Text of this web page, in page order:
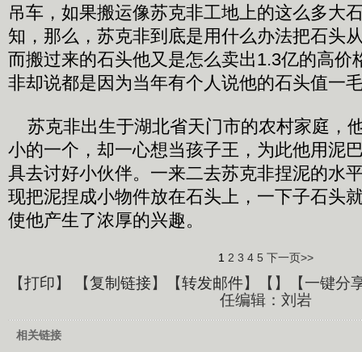
吊车，如果搬运像苏克非工地上的这么多大
知，那么，苏克非到底是用什么办法把石头
而搬过来的石头他又是怎么卖出1.3亿的高价
非却说都是因为当年有个人说他的石头值一
苏克非出生于湖北省天门市的农村家庭，
小的一个，却一心想当孩子王，为此他用泥
具去讨好小伙伴。一来二去苏克非捏泥的水
现把泥捏成小物件放在石头上，一下子石头
使他产生了浓厚的兴趣。
1 2 3 4 5 下一页>>
【打印】 【复制链接】【转发邮件】【 】
【一键分
任编辑：刘岩
相关链接